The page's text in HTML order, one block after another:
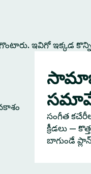
ఇవిగో
సంగీత
క్రీడలు —
బాగుండే